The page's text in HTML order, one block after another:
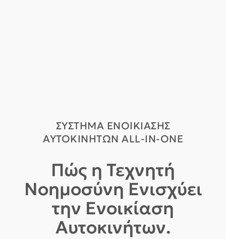
ΣΥΣΤΗΜΑ ΕΝΟΙΚΙΑΣΗΣ
ΑΥΤΟΚΙΝΗΤΩΝ ALL-IN-ONE
Πώς η Τεχνητή
Νοημοσύνη Ενισχύει
την Ενοικίαση
Αυτοκινήτων.